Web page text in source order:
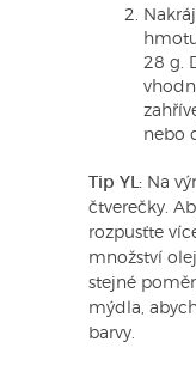
28 g.
nebo
Tip YL: Na
čtverečky.
rozpusťte
množství
stejné
mýdla,
barvy.